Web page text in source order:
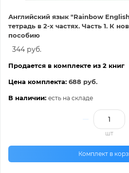
Английский язык "Rainbow
тетрадь в 2-х частях. Часть 1. К
пособию
344 руб.
Продается в комплекте из 2 книг
Цена комплекта: 688 руб.
В наличии: есть на складе
шт
Комплект в